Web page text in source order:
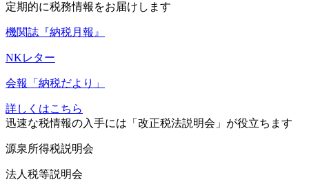
定期的に税務情報をお届けします
機関誌『納税月報』
NKレター
会報「納税だより」
詳しくはこちら
迅速な税情報の入手には「改正税法説明会」が役立ちます
源泉所得税説明会
法人税等説明会